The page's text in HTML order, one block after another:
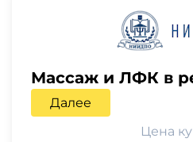
Массаж и ЛФК в
Далее
Цена